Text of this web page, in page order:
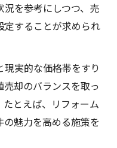
を参考にしつつ、売
定することが求められ
実的な価格帯をすり
却のバランスを取っ
とえば、リフォーム
魅力を高める施策を